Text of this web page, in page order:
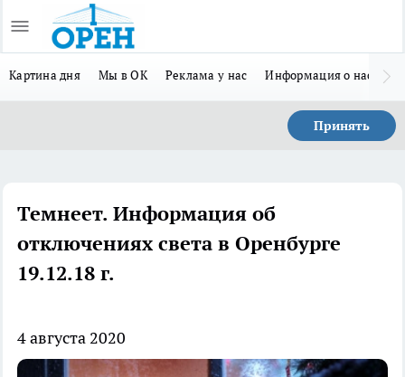
Картина дня Мы в ОК Реклама у нас Информация о нас
Принять
Темнеет. Информация об
отключениях света в Оренбурге
19.12.18 г.
4 августа 2020